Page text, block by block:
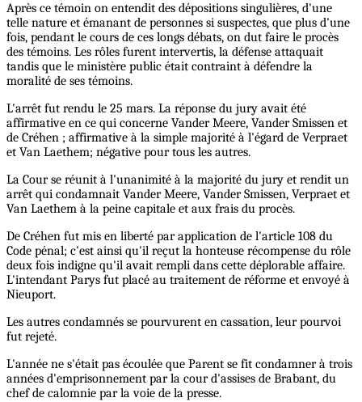
Après ce témoin on entendit des dépositions singulières, d'une
telle nature et émanant de personnes si suspectes, que plus d'une
fois, pendant le cours de ces longs débats, on dut faire le procès
des témoins. Les rôles furent intervertis, la défense attaquait
tandis que le ministère public était contraint à défendre la
moralité de ses témoins.
L'arrêt fut rendu le 25 mars. La réponse du jury avait été
affirmative en ce qui concerne Vander Meere, Vander Smissen et
de Créhen ; affirmative à la simple majorité à l'égard de Verpraet
et Van Laethem; négative pour tous les autres.
La Cour se réunit à l'unanimité à la majorité du jury et rendit un
arrêt qui condamnait Vander Meere, Vander Smissen, Verpraet et
Van Laethem à la peine capitale et aux frais du procès.
De Créhen fut mis en liberté par application de l'article 108 du
Code pénal; c'est ainsi qu'il reçut la honteuse récompense du rôle
deux fois indigne qu'il avait rempli dans cette déplorable affaire.
L'intendant Parys fut placé au traitement de réforme et envoyé à
Nieuport.
Les autres condamnés se pourvurent en cassation, leur pourvoi
fut rejeté.
L'année ne s'était pas écoulée que Parent se fit condamner à trois
années d'emprisonnement par la cour d'assises de Brabant, du
chef de calomnie par la voie de la presse.